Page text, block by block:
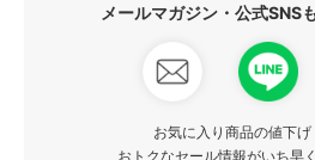
メールマガジン・公式SNS
お気に入り商品の値下
おトクなセール情報がいち早